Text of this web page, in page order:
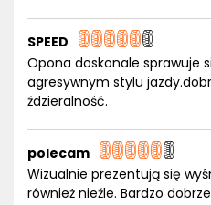
SPEED
Opona doskonale sprawuje
agresywnym stylu
ździeralność.
polecam
Wizualnie prezentują się
również nieźle. Bardzo